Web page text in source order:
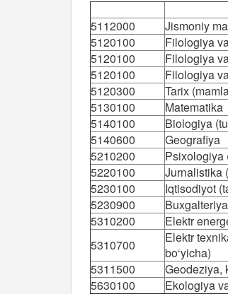
5112000
Jismoniy
5120100
Filologiya
5120100
Filologiya
5120100
Filologiya
5120300
Tarix
5130100
Matematika
5140100
Biologiya
5140600
Geografiya
5210200
Psixologiya
5220100
Jurnalistika
5230100
Iqtisodiyot
5230900
5310200
Elektr
5310700
Elektr
bo‘yicha)
5311500
Geodeziya,
5630100
Ekologiya